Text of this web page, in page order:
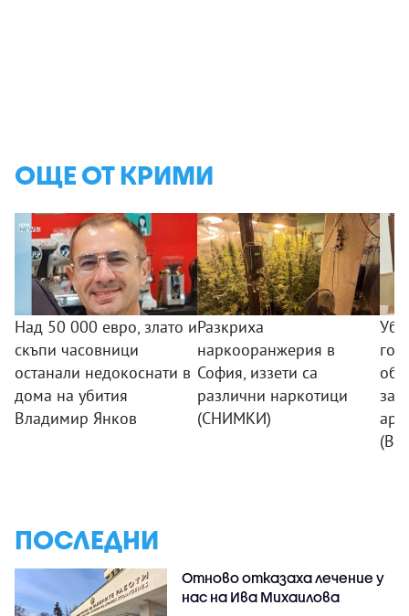
ОЩЕ ОТ КРИМИ
Над 50 000 евро, злато и
скъпи часовници
останали недокоснати в
дома на убития
Владимир Янков
Разкриха
наркооранжерия в
София, иззети са
различни наркотици
(СНИМКИ)
ПОСЛЕДНИ
Отново отказаха лечение у
нас на Ива Михаилова